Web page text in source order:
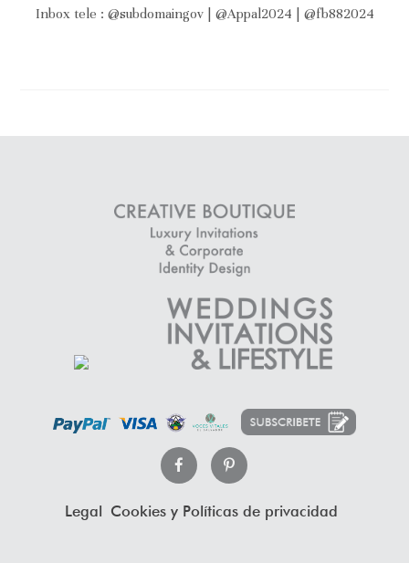
Inbox tele : @subdomaingov | @Appal2024 | @fb882024
Legal Cookies y Políticas de privacidad